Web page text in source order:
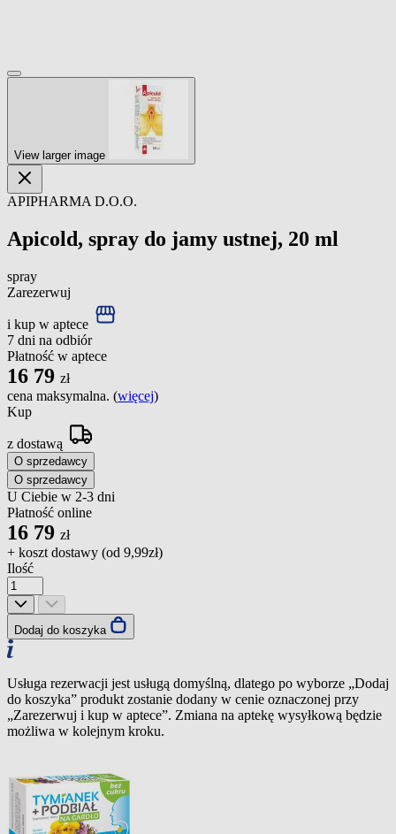
View larger image
APIPHARMA D.O.O.
Apicold, spray do jamy ustnej, 20 ml
spray
Zarezerwuj
i kup w aptece
7 dni na odbiór
Płatność w aptece
16 79 zł
cena maksymalna. (więcej)
Kup
z dostawą
O sprzedawcy
O sprzedawcy
U Ciebie w 2-3 dni
Płatność online
16 79 zł
+ koszt dostawy (od 9,99zł)
Ilość
Dodaj do koszyka
Usługa rezerwacji jest usługą domyślną, dlatego po wyborze „Dodaj
do koszyka” produkt zostanie dodany w cenie oznaczonej przy
„Zarezerwuj i kup w aptece”. Zmiana na aptekę wysyłkową będzie
możliwa w kolejnym kroku.